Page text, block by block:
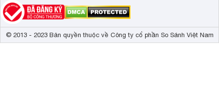
© 2013 - 2023 Bản quyền thuộc về Công ty cổ phần So Sánh Việt Nam